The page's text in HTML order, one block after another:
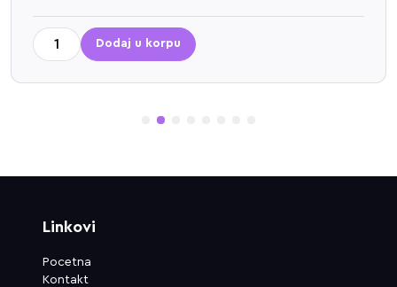
Dodaj u korpu
5
Linkovi
Pocetna
Kontakt